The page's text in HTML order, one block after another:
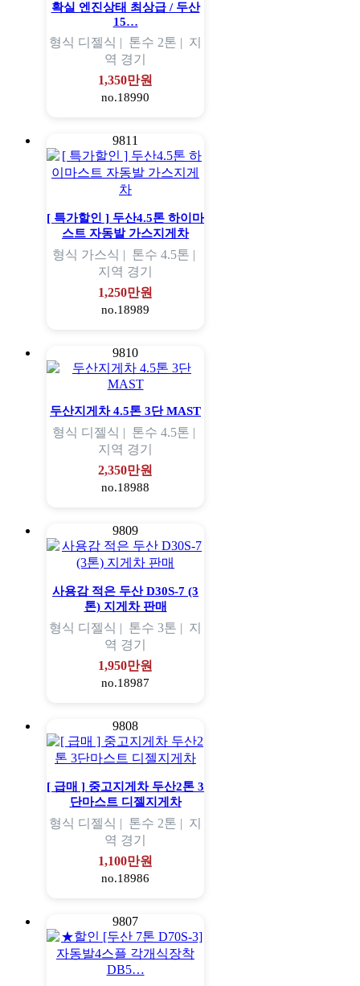
확실 엔진상태 최상급 / 두산
15…
형식 디젤식 | 톤수 2톤 | 지
역 경기
1,350만원
no.18990
9811
[ 특가할인 ] 두산4.5톤 하이마
스트 자동발 가스지게차
형식 가스식 | 톤수 4.5톤 |
지역 경기
1,250만원
no.18989
9810
두산지게차 4.5톤 3단 MAST
형식 디젤식 | 톤수 4.5톤 |
지역 경기
2,350만원
no.18988
9809
사용감 적은 두산 D30S-7 (3
톤) 지게차 판매
형식 디젤식 | 톤수 3톤 | 지
역 경기
1,950만원
no.18987
9808
[ 급매 ] 중고지게차 두산2톤 3
단마스트 디젤지게차
형식 디젤식 | 톤수 2톤 | 지
역 경기
1,100만원
no.18986
9807